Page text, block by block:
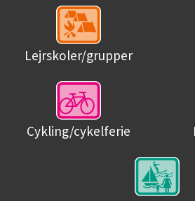
Lejrskoler/grupper
Cykling/cykelferie